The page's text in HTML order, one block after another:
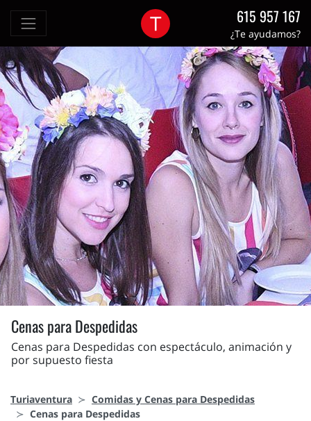
615 957 167
¿Te ayudamos?
Cenas para Despedidas
Cenas para Despedidas con espectáculo, animación y
por supuesto fiesta
Turiaventura
Comidas y Cenas para Despedidas
Cenas para Despedidas